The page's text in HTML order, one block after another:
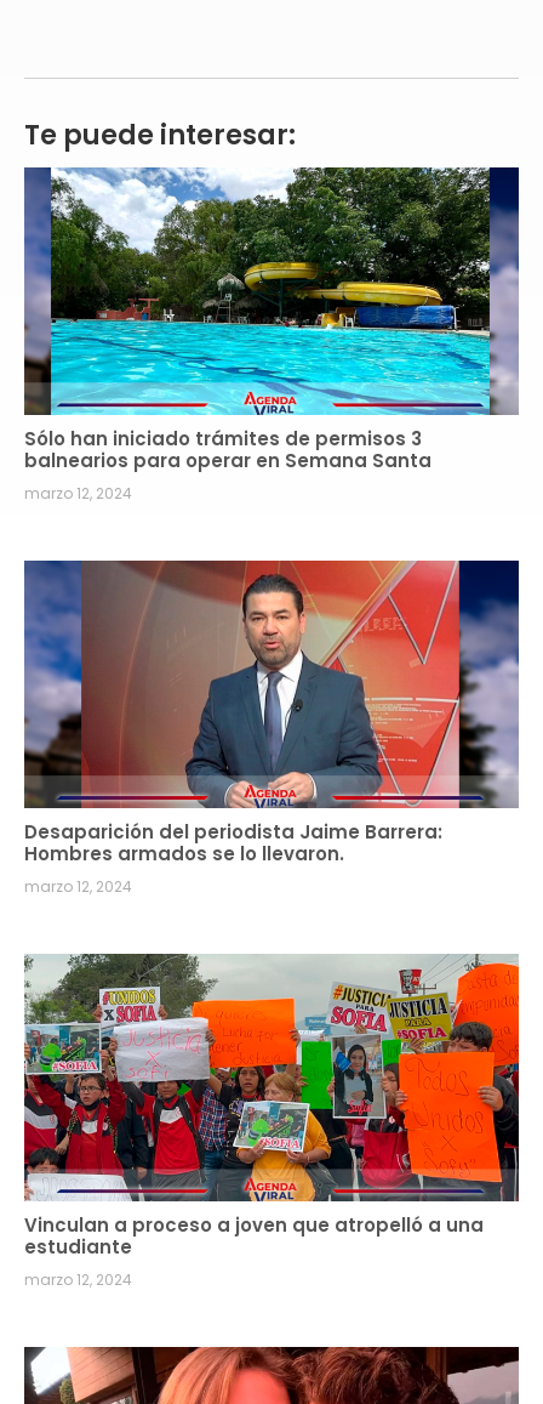
Te puede interesar:
Sólo han iniciado trámites de permisos 3
balnearios para operar en Semana Santa
marzo 12, 2024
Desaparición del periodista Jaime Barrera:
Hombres armados se lo llevaron.
marzo 12, 2024
Vinculan a proceso a joven que atropelló a una
estudiante
marzo 12, 2024